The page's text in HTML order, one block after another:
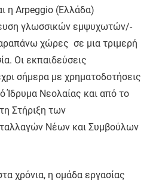
η Arpeggio (Ελλάδα)
γλωσσικών εμψυχωτών/-
χώρες σε μια τριμερή
Οι εκπαιδεύσεις
σήμερα με χρηματοδοτήσεις
Ίδρυμα Νεολαίας και από το
Στήριξη των
Νέων και Συμβούλων
χρόνια, η ομάδα εργασίας